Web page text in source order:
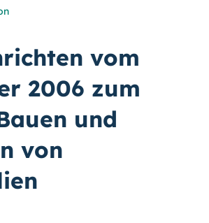
vom
2006 zum
und
von